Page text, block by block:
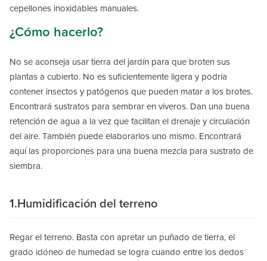
cepellones inoxidables manuales.
¿Cómo hacerlo?
No se aconseja usar tierra del jardín para que broten sus
plantas a cubierto. No es suficientemente ligera y podría
contener insectos y patógenos que pueden matar a los brotes.
Encontrará sustratos para sembrar en viveros. Dan una buena
retención de agua a la vez que facilitan el drenaje y circulación
del aire. También puede elaborarlos uno mismo. Encontrará
aquí las proporciones para una buena mezcla para sustrato de
siembra.
1.Humidificación del terreno
Regar el terreno. Basta con apretar un puñado de tierra, el
grado idóneo de humedad se logra cuando entre los dedos